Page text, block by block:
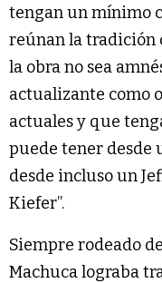
tengan un mínimo
reúnan la tradición
la obra no sea
actualizante como
actuales y que
puede tener desde
desde incluso un
Kiefer”.
Siempre rodeado
Machuca lograba